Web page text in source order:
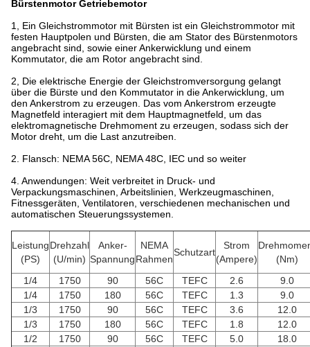
Bürstenmotor Getriebemotor
1, Ein Gleichstrommotor mit Bürsten ist ein Gleichstrommotor mit
festen Hauptpolen und Bürsten, die am Stator des Bürstenmotors
angebracht sind, sowie einer Ankerwicklung und einem
Kommutator, die am Rotor angebracht sind.
2, Die elektrische Energie der Gleichstromversorgung gelangt
über die Bürste und den Kommutator in die Ankerwicklung, um
den Ankerstrom zu erzeugen. Das vom Ankerstrom erzeugte
Magnetfeld interagiert mit dem Hauptmagnetfeld, um das
elektromagnetische Drehmoment zu erzeugen, sodass sich der
Motor dreht, um die Last anzutreiben.
2. Flansch: NEMA 56C, NEMA 48C, IEC und so weiter
4. Anwendungen: Weit verbreitet in Druck- und
Verpackungsmaschinen, Arbeitslinien, Werkzeugmaschinen,
Fitnessgeräten, Ventilatoren, verschiedenen mechanischen und
automatischen Steuerungssystemen.
Leistung
(PS)
Drehzahl
(U/min)
Anker-
Spannung
NEMA
Rahmen
Schutzart
Strom
(Ampere)
(Nm)
1/4
1750 90 56C TEFC 2.6
9.0
1/4
1750 180 56C TEFC 1.3
9.0
1/3
1750 90 56C TEFC 3.6
12.0
1/3
1750 180 56C TEFC 1.8
12.0
1/2
1750 90 56C TEFC 5.0
18.0